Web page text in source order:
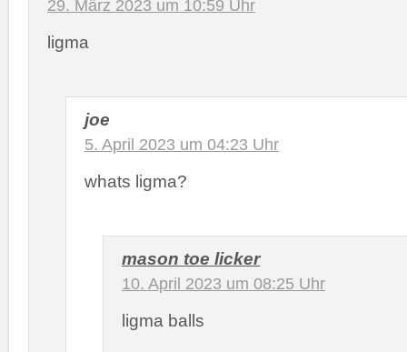
29. März 2023 um 10:59 Uhr
ligma
joe
5. April 2023 um 04:23 Uhr
whats ligma?
mason toe licker
10. April 2023 um 08:25 Uhr
ligma balls